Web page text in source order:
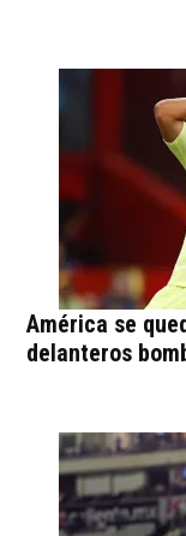
América se
delanteros